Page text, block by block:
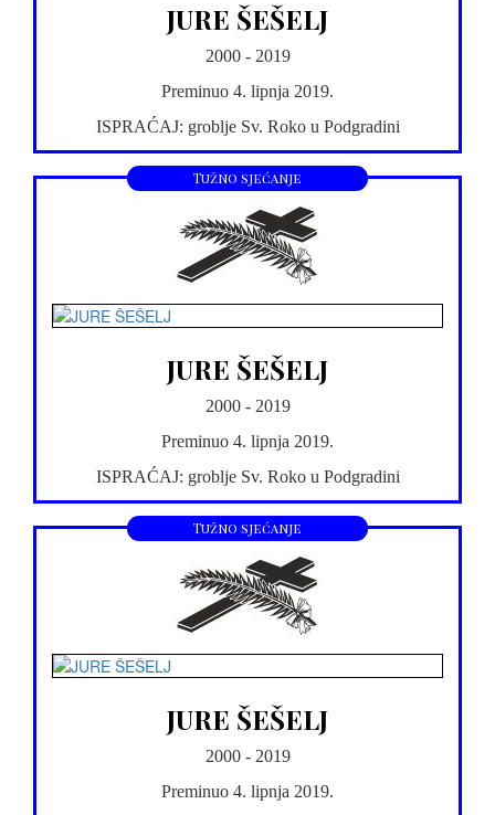
JURE ŠEŠELJ
2000 - 2019
Preminuo 4. lipnja 2019.
ISPRAĆAJ: groblje Sv. Roko u Podgradini
Tužno sjećanje
JURE ŠEŠELJ
2000 - 2019
Preminuo 4. lipnja 2019.
ISPRAĆAJ: groblje Sv. Roko u Podgradini
Tužno sjećanje
JURE ŠEŠELJ
2000 - 2019
Preminuo 4. lipnja 2019.